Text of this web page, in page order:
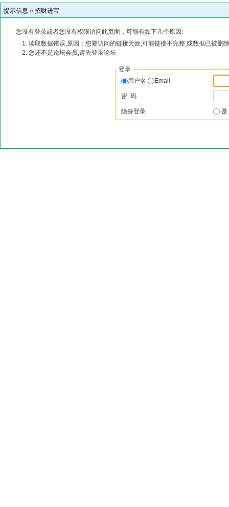
提示信息 » 招财进宝
您没有登录或者您没有权限访问此页面，可能有如下几个原因:
读取数据错误,原因：您要访问的链接无效,可能链接不完整,或数据已被删
您还不是论坛会员,请先登录论坛
登录
用户名
Email
密 码
隐身登录